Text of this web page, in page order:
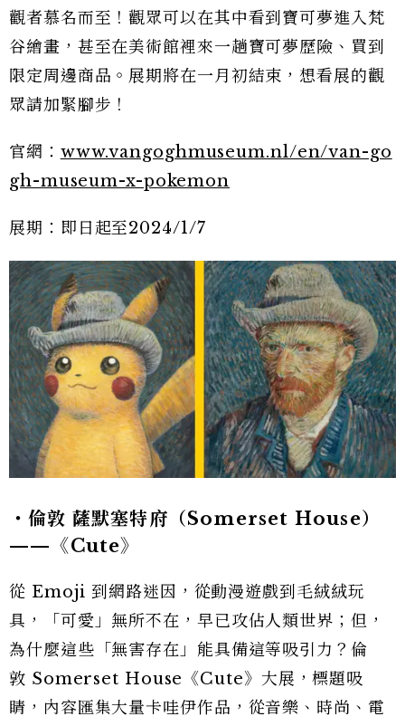
觀者慕名而至！觀眾可以在其中看到寶可夢進入梵
谷繪畫，甚至在美術館裡來一趟寶可夢歷險、買到
限定周邊商品。展期將在一月初結束，想看展的觀
眾請加緊腳步！
官網： www.vangoghmuseum.nl/en/van-go
gh-museum-x-pokemon
展期：即日起至2024/1/7
・倫敦 薩默塞特府（Somerset House）
——《Cute》
從 Emoji 到網路迷因，從動漫遊戲到毛絨絨玩
具，「可愛」無所不在，早已攻佔人類世界；但，
為什麼這些「無害存在」能具備這等吸引力？倫
敦 Somerset House《Cute》大展，標題吸
睛，內容匯集大量卡哇伊作品，從音樂、時尚、電